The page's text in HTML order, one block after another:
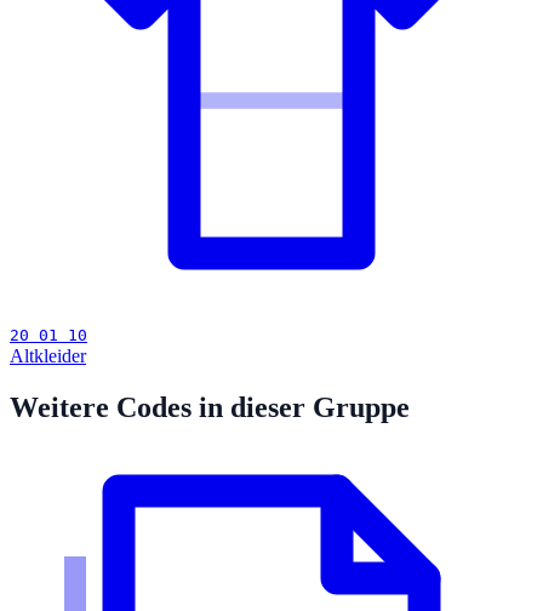
20 01 10
Altkleider
Weitere Codes in dieser Gruppe